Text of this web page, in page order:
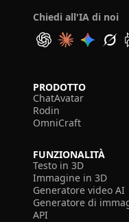
Chiedi all'IA di noi
PRODOTTO
ChatAvatar
Rodin
OmniCraft
FUNZIONALITÀ
Testo in 3D
Immagine in 3D
Generatore video AI
Generatore di
API